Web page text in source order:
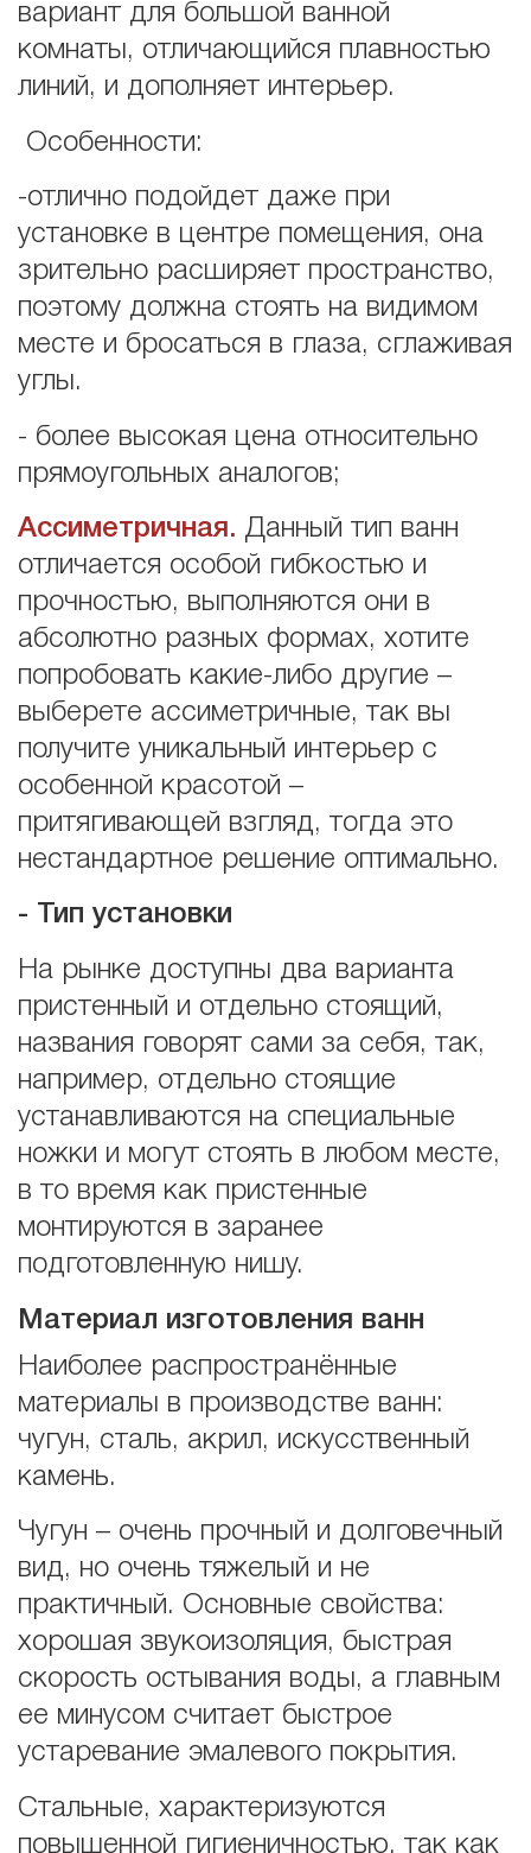
вариант для большой ванной
комнаты, отличающийся плавностью
линий, и дополняет интерьер.
Особенности:
-отлично подойдет даже при
установке в центре помещения, она
зрительно расширяет пространство,
поэтому должна стоять на видимом
месте и бросаться в глаза, сглаживая
углы.
- более высокая цена относительно
прямоугольных аналогов;
Ассиметричная. Данный тип ванн
отличается особой гибкостью и
прочностью, выполняются они в
абсолютно разных формах, хотите
попробовать какие-либо другие –
выберете ассиметричные, так вы
получите уникальный интерьер с
особенной красотой –
притягивающей взгляд, тогда это
нестандартное решение оптимально.
- Тип установки
На рынке доступны два варианта
пристенный и отдельно стоящий,
названия говорят сами за себя, так,
например, отдельно стоящие
устанавливаются на специальные
ножки и могут стоять в любом месте,
в то время как пристенные
монтируются в заранее
подготовленную нишу.
Материал изготовления ванн
Наиболее распространённые
материалы в производстве ванн:
чугун, сталь, акрил, искусственный
камень.
Чугун – очень прочный и долговечный
вид, но очень тяжелый и не
практичный. Основные свойства:
хорошая звукоизоляция, быстрая
скорость остывания воды, а главным
ее минусом считает быстрое
устаревание эмалевого покрытия.
Стальные, характеризуются
повышенной гигиеничностью, так как